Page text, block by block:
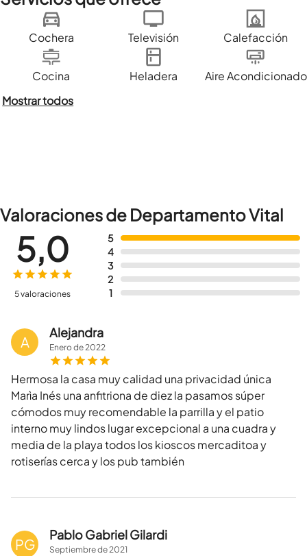
Cochera Televisión Calefacción
Cocina Heladera
Aire Acondicionado
Mostrar todos
Valoraciones de Departamento Vital
5
4
3
2
1
5,0
5 valoraciones
A
Alejandra
Enerode2022
Hermosa la casa muy calidad una privacidad única
Marìa Inés una anfitriona de diez la pasamos súper
cómodos muy recomendable la parrilla y el patio
interno muy lindos lugar excepcional a una cuadra y
media de la playa todos los kioscos mercaditoa y
rotiserías cerca y los pub también
PG
Pablo Gabriel Gilardi
Septiembrede2021